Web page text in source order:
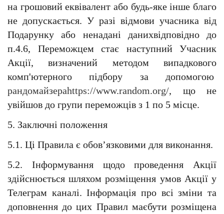
на грошовий еквівалент або будь-яке інше благо
не допускається. У разі відмови учасника від
Подарунку або ненадані данихвідповідно до
п.4.6, Переможцем стає наступний Учасник
Акції, визначений методом випадкового
рандомайзераhttps://www.random.org/, що не
увійшов до групи переможців з 1 по 5 місце.
5. Заключні положення
5.1. Ці Правила є обов’язковими для виконання.
5.2. Інформування щодо проведення Акції
здійснюється шляхом розміщення умов Акції у
Телеграм каналі. Інформація про всі зміни та
доповнення до цих Правил маєбути розміщена